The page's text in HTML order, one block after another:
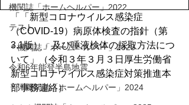
機関誌「ホームヘルパー」2022
テスト
＊機関誌「ホームヘルパー」2023
令和6年能登半島地震
＊＊機関誌「ホームヘルパー」2024
「「新型コロナウイルス感染症
（COVID-19）病原体検査の指針（第
3.1版）」及び唾液検体の採取方法につ
いて」（令和３年３月３日厚生労働省
新型コロナウイルス感染症対策推進本
部事務連絡）